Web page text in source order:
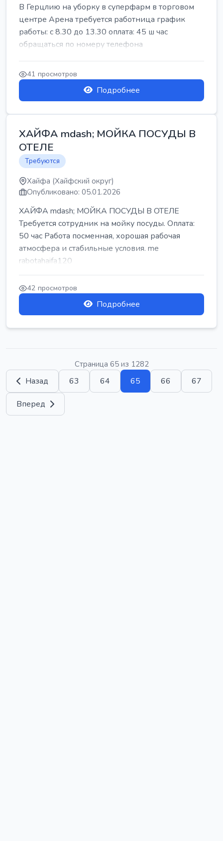
В Герцлию на уборку в суперфарм в торговом
центре Арена требуется работница график
работы: с 8.30 до 13.30 оплата: 45 ш час
обращаться по номеру телефона
41 просмотров
Подробнее
ХАЙФА mdash; МОЙКА ПОСУДЫ В
ОТЕЛЕ
Требуются
Хайфа (Хайфский округ)
Опубликовано: 05.01.2026
ХАЙФА mdash; МОЙКА ПОСУДЫ В ОТЕЛЕ
Требуется сотрудник на мойку посуды. Оплата:
50 час Работа посменная, хорошая рабочая
атмосфера и стабильные условия. me
rabotahaifa120
42 просмотров
Подробнее
Страница 65 из 1282
Назад 63 64 65 66 67
Вперед